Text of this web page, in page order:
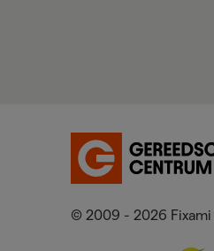
© 2009 - 2026 Fixami